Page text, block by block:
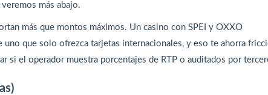
más abajo.
más que montos máximos. Un casino con SPEI y OXXO
que solo ofrezca tarjetas internacionales, y eso te ahorra
si el operador muestra porcentajes de RTP o auditados por